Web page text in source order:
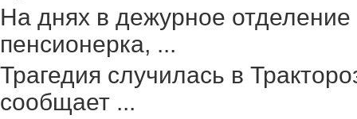
На днях в дежурное
пенсионерка, ...
Трагедия случилась в
сообщает ...